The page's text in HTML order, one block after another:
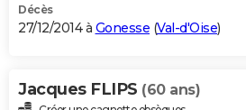
Décès
27/12/2014 à Gonesse (Val-d'Oise)
Jacques FLIPS (60 ans)